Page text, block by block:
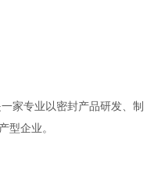
家专业以密封产品研发、制
型企业。